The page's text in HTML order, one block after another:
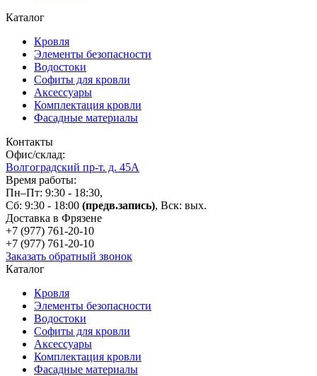
Каталог
Кровля
Элементы безопасности
Водостоки
Софиты для кровли
Аксессуары
Комплектация кровли
Фасадные материалы
Контакты
Офис/склад:
Волгоградский пр-т. д. 45А
Время работы:
Пн–Пт: 9:30 - 18:30,
Сб: 9:30 - 18:00 (предв.запись), Вск: вых.
Доставка в Фрязене
+7 (977) 761-20-10
+7 (977) 761-20-10
Заказать обратный звонок
Каталог
Кровля
Элементы безопасности
Водостоки
Софиты для кровли
Аксессуары
Комплектация кровли
Фасадные материалы